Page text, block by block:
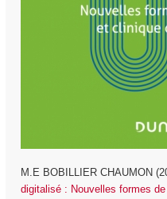
M.E BOBILLIER CHAUMON
digitalisé : Nouvelles formes